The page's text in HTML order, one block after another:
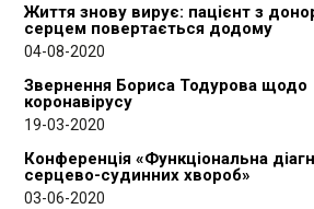
Життя знову вирує: пацієнт з
серцем повертається додому
04-08-2020
Звернення Бориса Тодурова щодо
коронавірусу
19-03-2020
Конференція «Функціональна
серцево-судинних хвороб»
03-06-2020